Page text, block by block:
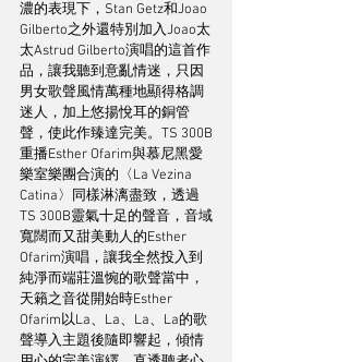
濃的表現下，Stan Getz和Joao
Gilberto之外還特別加入Joao太
太Astrud Gilberto演唱的這首作
品，讓我聽到意亂情迷，只因
男女歌聲風情萬種地顯得格調
迷人，加上悠揚悅耳的銅管
聲，使此作臻達完美。TS 300B
重播Esther Ofarim與慕尼黑愛
樂室樂團合演的〈La Vezina
Catina〉同樣淋漓盡致，透過
TS 300B靈氣十足的聲音，音域
寬闊而又甜美動人的Esther
Ofarim演唱，讓我全然投入到
純淨而端莊溫惋的歌聲當中，
天籟之音從開始時Esther
Ofarim以La、La、La、La的歌
聲導入主題後隨即響起，傾情